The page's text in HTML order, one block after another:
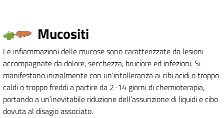
Mucositi
Le infiammazioni delle mucose sono caratterizzate da lesioni
accompagnate da dolore, secchezza, bruciore ed infezioni. Si
manifestano inizialmente con un'intolleranza ai cibi acidi o troppo
caldi o troppo freddi a partire da 2-14 giorni di chemioterapia,
portando a un’inevitabile riduzione dell’assunzione di liquidi e cibo
dovuta al disagio associato.